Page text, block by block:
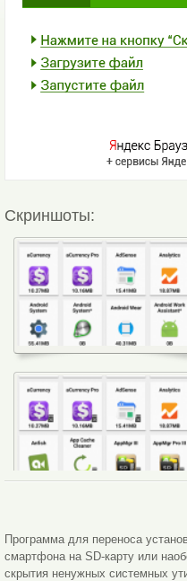
Скриншоты:
Программа для переноса
смартфона на SD-карту или
скрытия ненужных системных